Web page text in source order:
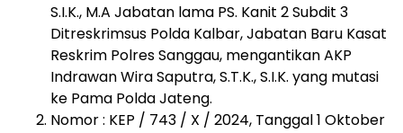
S.I.K., M.A Jabatan lama PS. Kanit 2 Subdit 3
Ditreskrimsus Polda Kalbar, Jabatan Baru Kasat
Reskrim Polres Sanggau, mengantikan AKP
Indrawan Wira Saputra, S.T.K., S.I.K. yang mutasi
ke Pama Polda Jateng.
Nomor : KEP / 743 / X / 2024, Tanggal 1 Oktober